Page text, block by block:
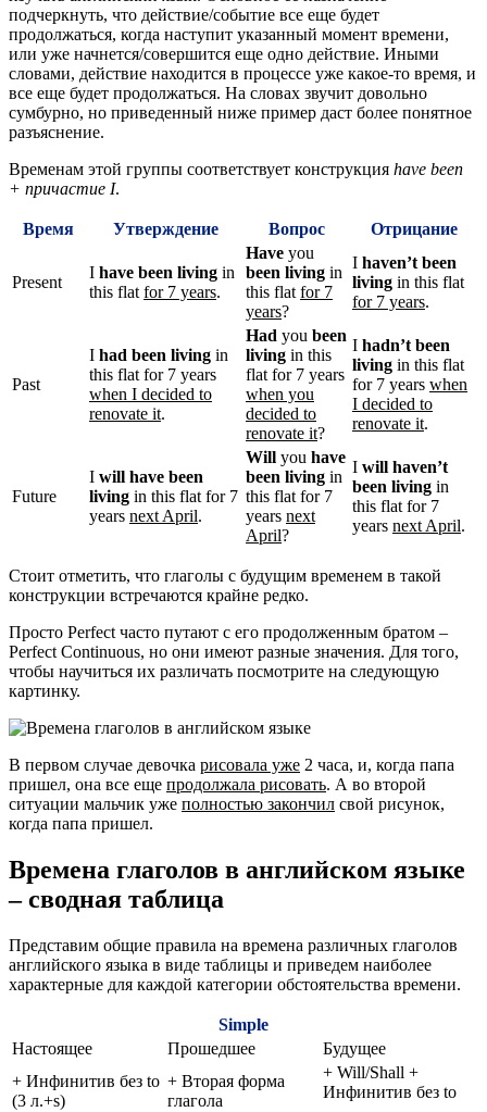
подчеркнуть, что действие/событие все еще будет
продолжаться, когда наступит указанный момент времени,
или уже начнется/совершится еще одно действие. Иными
словами, действие находится в процессе уже какое-то время, и
все еще будет продолжаться. На словах звучит довольно
сумбурно, но приведенный ниже пример даст более понятное
разъяснение.
Временам этой группы соответствует конструкция have been
+ причастие I.
Время Утверждение Вопрос Отрицание
Present
I have been living in
this flat for 7 years.
Have you
been living in
this flat for 7
years?
I haven’t been
living in this flat
for 7 years.
Past
I had been living in
this flat for 7 years
when I decided to
renovate it.
Had you been
living in this
flat for 7 years
when you
decided to
renovate it?
I hadn’t been
living in this flat
for 7 years when
I decided to
renovate it.
Future
I will have been
living in this flat for 7
years next April.
Will you have
been living in
this flat for 7
years next
April?
I will haven’t
been living in
this flat for 7
years next April.
Стоит отметить, что глаголы с будущим временем в такой
конструкции встречаются крайне редко.
Просто Perfect часто путают с его продолженным братом –
Perfect Continuous, но они имеют разные значения. Для того,
чтобы научиться их различать посмотрите на следующую
картинку.
В первом случае девочка рисовала уже 2 часа, и, когда папа
пришел, она все еще продолжала рисовать. А во второй
ситуации мальчик уже полностью закончил свой рисунок,
когда папа пришел.
Времена глаголов в английском языке
– сводная таблица
Представим общие правила на времена различных глаголов
английского языка в виде таблицы и приведем наиболее
характерные для каждой категории обстоятельства времени.
Simple
Настоящее
Прошедшее
Будущее
+ Инфинитив без to
(3 л.+s)
+ Вторая форма
глагола
+ Will/Shall +
Инфинитив без to